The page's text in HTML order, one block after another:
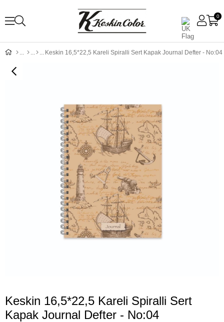
0
Keskin 16,5*22,5 Kareli Spiralli Sert Kapak Journal Defter - No:04
Keskin 16,5*22,5 Kareli Spiralli Sert
Kapak Journal Defter - No:04